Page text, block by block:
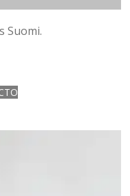
Suomi.